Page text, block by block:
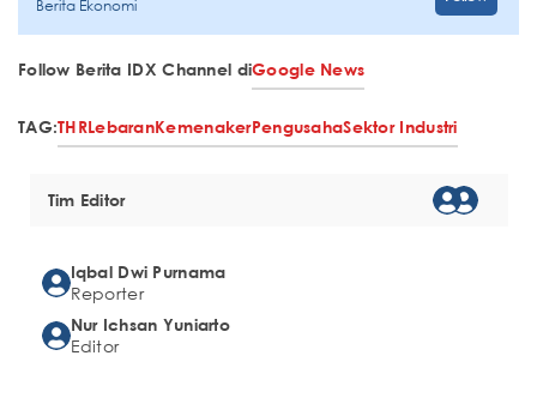
Berita Ekonomi
Follow Berita IDX Channel diGoogle News
TAG:THRLebaranKemenakerPengusahaSektor Industri
Tim Editor
Iqbal Dwi Purnama
Reporter
Nur Ichsan Yuniarto
Editor